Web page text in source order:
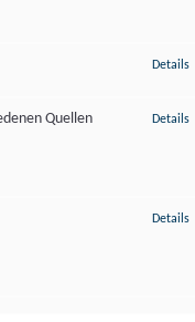
Details
Quellen
Details
Details